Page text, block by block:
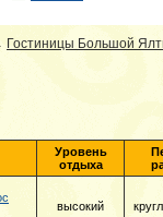
Гостиницы Большой
Уровень
отдыха
высокий